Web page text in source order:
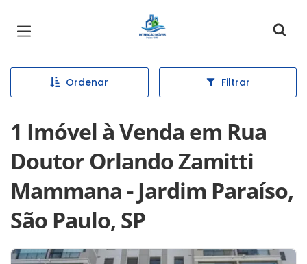
Página inicial
Ordenar Filtrar
1 Imóvel à Venda em Rua
Doutor Orlando Zamitti
Mammana - Jardim Paraíso,
São Paulo, SP